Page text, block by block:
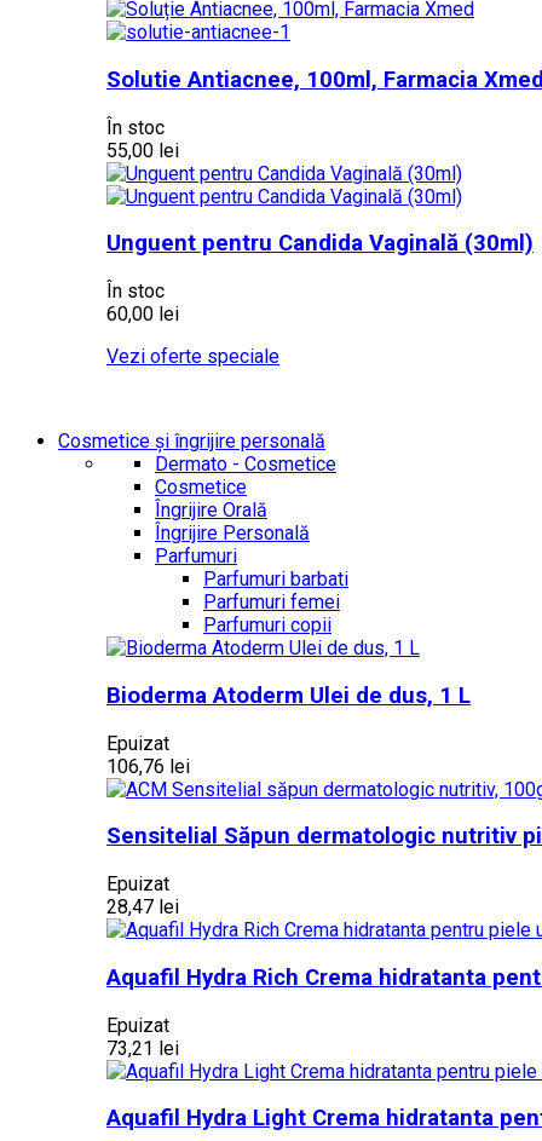
Solutie Antiacnee, 100ml, Farmacia
În stoc
55,00 lei
Unguent pentru Candida Vaginală (30ml)
În stoc
60,00 lei
Vezi oferte speciale
Cosmetice și îngrijire personală
Dermato - Cosmetice
Cosmetice
Îngrijire Orală
Îngrijire Personală
Parfumuri
Parfumuri barbati
Parfumuri femei
Parfumuri copii
Bioderma Atoderm Ulei de dus, 1 L
Epuizat
106,76 lei
Sensitelial Săpun dermatologic nutritiv
Epuizat
28,47 lei
Aquafil Hydra Rich Crema hidratanta
Epuizat
73,21 lei
Aquafil Hydra Light Crema hidratanta